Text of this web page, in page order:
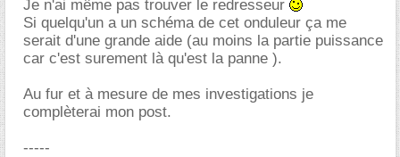
Je n'ai même pas trouver le redresseur
Si quelqu'un a un schéma de cet onduleur ça me
serait d'une grande aide (au moins la partie puissance
car c'est surement là qu'est la panne ).
Au fur et à mesure de mes investigations je
complèterai mon post.
-----